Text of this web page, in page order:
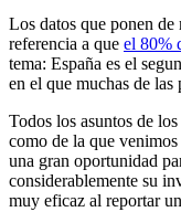
Los datos que ponen
referencia a que el 80%
tema: España es el
en el que muchas de
Todos los asuntos de
como de la que
una gran oportunidad
considerablemente su
muy eficaz al reportar